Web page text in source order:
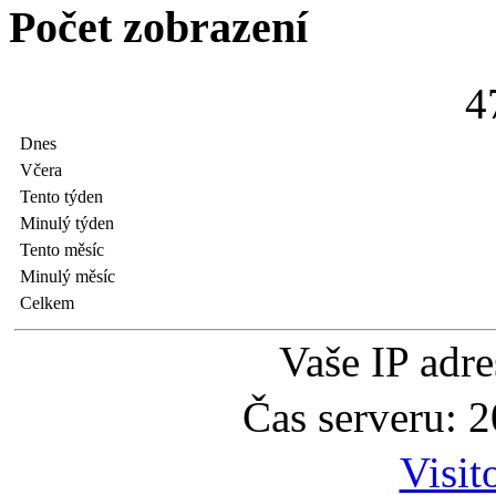
Počet zobrazení
4
Dnes
Včera
Tento týden
Minulý týden
Tento měsíc
Minulý měsíc
Celkem
Vaše IP
Čas serveru: